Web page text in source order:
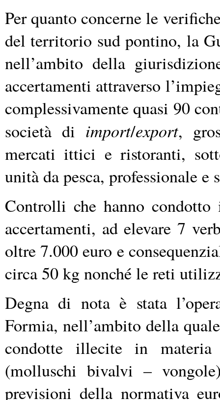
Per quanto concerne le
del territorio sud pontino, la
nell’ambito della
accertamenti attraverso
complessivamente quasi 90
società di import/export,
mercati ittici e ristoranti,
unità da pesca, professionale e
Controlli che hanno
accertamenti, ad elevare 7
oltre 7.000 euro e
circa 50 kg nonché le reti
Degna di nota è stata
Formia, nell’ambito della
condotte illecite in
(molluschi bivalvi –
previsioni della normativa